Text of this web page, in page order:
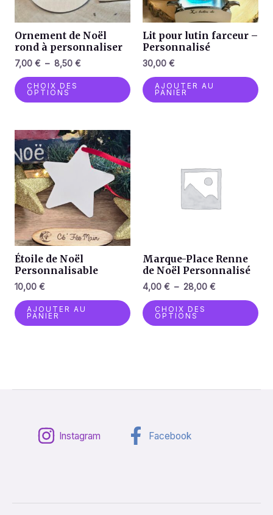
Ornement de Noël
rond à personnaliser
7,00 € – 8,50 €
CHOIX DES
OPTIONS
peuvent
être
choisies
page
Lit pour lutin farceur –
Personnalisé
30,00 €
AJOUTER AU
PANIER
Étoile de Noël
Personnalisable
10,00 €
AJOUTER AU
PANIER
Marque-Place Renne
de Noël Personnalisé
4,00 € – 28,00 €
4,00 €
28,00 €
CHOIX DES
OPTIONS
Instagram Facebook